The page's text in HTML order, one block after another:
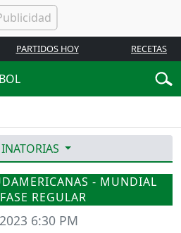
PARTIDOS HOY RECETAS
- MUNDIAL
REGULAR
6:30 PM